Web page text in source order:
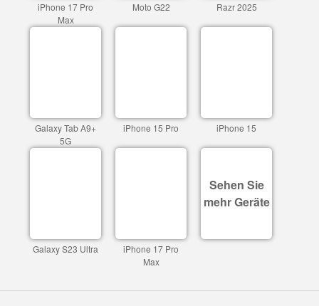
iPhone 17 Pro
Max
Moto G22 Razr 2025
Galaxy Tab A9+
5G
iPhone 15 Pro iPhone 15
Galaxy S23 Ultra
iPhone 17 Pro
Max
Sehen Sie
mehr Geräte